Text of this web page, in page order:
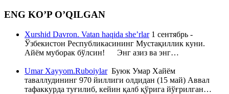
ENG KO’P O’QILGAN
Xurshid Davron. Vatan haqida she’rlar1 сентябрь -
Ўзбекистон Республикасининг Мустақиллик куни.
Айём муборак бўлсин! Энг азиз ва энг…
Umar Xayyom.RuboiylarБуюк Умар Хайём
таваллудининг 970 йиллиги олдидан (15 май) Аввал
тафаккурда туғилиб, кейин қалб қўрига йўғрилган…